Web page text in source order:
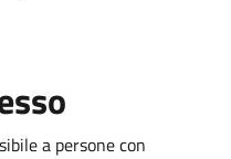
a persone con